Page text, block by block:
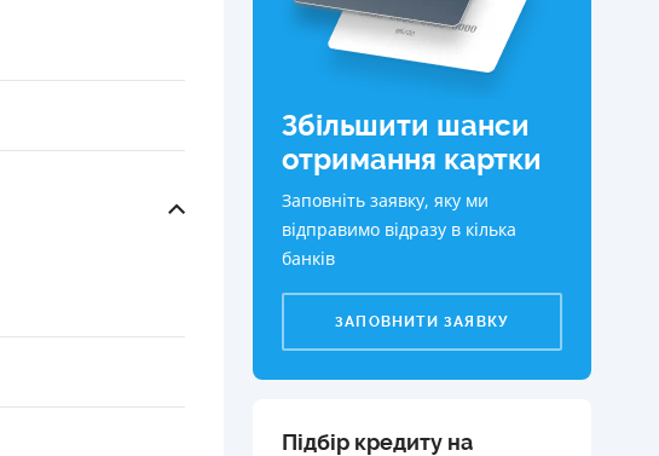
КОНТАКТИ
Збільшити шанси
отримання картки
Заповніть заявку, яку ми
відправимо відразу в кілька
банків
ЗАПОВНИТИ ЗАЯВКУ
Підбір кредиту на